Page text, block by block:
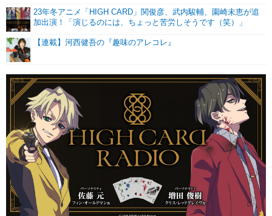
23年冬アニメ「HIGH CARD」関俊彦、武内駿輔、園崎未恵が追
加出演！「演じるのには、ちょっと苦労しそうです（笑）」
【連載】河西健吾の『趣味のアレコレ』